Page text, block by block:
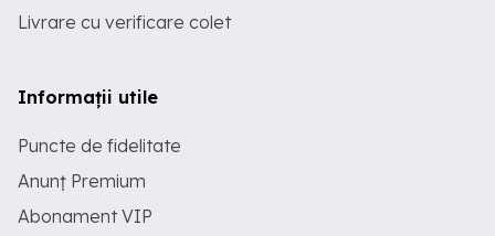
Livrare cu verificare colet
Informații utile
Puncte de fidelitate
Anunț Premium
Abonament VIP